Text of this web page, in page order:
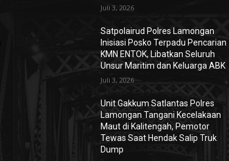
Juli 3, 2026
Satpolairud Polres Lamongan
Inisiasi Posko Terpadu Pencarian
KMN ENTOK, Libatkan Seluruh
Unsur Maritim dan Keluarga ABK
Juli 3, 2026
Unit Gakkum Satlantas Polres
Lamongan Tangani Kecelakaan
Maut di Kalitengah, Pemotor
Tewas Saat Hendak Salip Truk
Dump